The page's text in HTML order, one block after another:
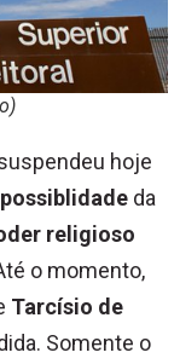
hoje
possiblidade da
religioso
o momento,
Tarcísio de
Somente o